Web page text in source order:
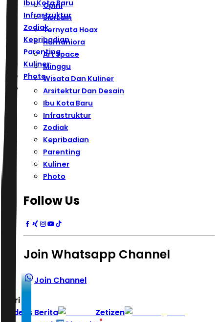
Ibu Kota Baru
Infrastruktur
Zodiak
Kepribadian
Parenting
Kuliner
Photo
Opini
Sisi Lain
Ternyata Hoax
Humaniora
Art Space
Minggu
Wisata Dan Kuliner
Arsitektur Dan Desain
Ibu Kota Baru
Infrastruktur
Zodiak
Kepribadian
Parenting
Kuliner
Photo
Follow Us
Join Whatsapp Channel
Join Channel
Hari ini
Indeks Berita
Zetizen